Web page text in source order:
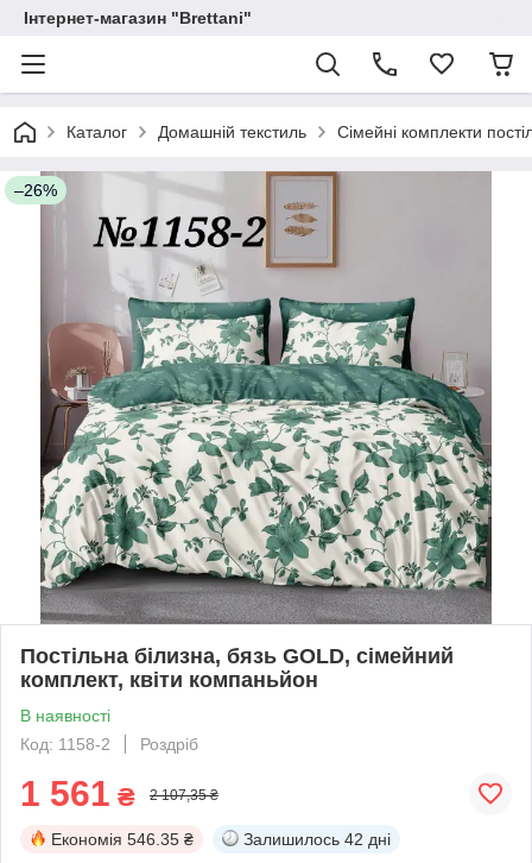
Інтернет-магазин "Brettani"
Каталог Домашній текстиль Сімейні комплекти
–26%
Постільна білизна, бязь GOLD, сімейний
комплект, квіти компаньйон
В наявності
Код: 1158-2
Роздріб
1 561 ₴ 2 107,35 ₴
Економія 546.35 ₴ Залишилось 42 дні